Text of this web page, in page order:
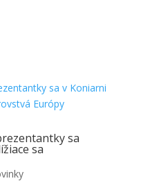
sa
sa